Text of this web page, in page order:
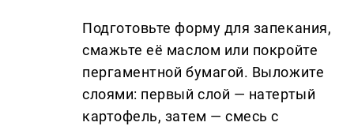
Подготовьте форму для запекания,
смажьте её маслом или покройте
пергаментной бумагой. Выложите
слоями: первый слой — натертый
картофель, затем — смесь с